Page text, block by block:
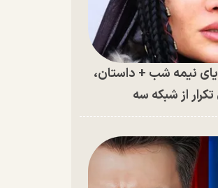
نیمه شب + داستان،
از شبکه سه